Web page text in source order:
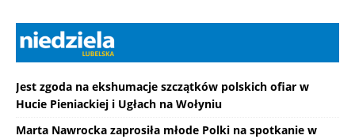
Jest zgoda na ekshumacje szczątków polskich ofiar w
Hucie Pieniackiej i Ugłach na Wołyniu
Marta Nawrocka zaprosiła młode Polki na spotkanie w